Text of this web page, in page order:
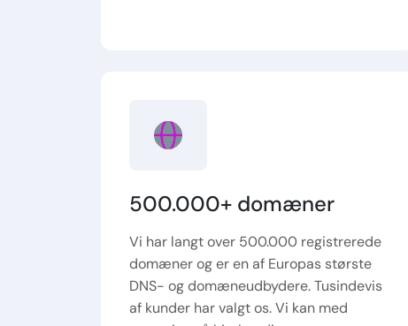
500.000+ domæner
Vi har langt over 500.000 registrerede
domæner og er en af Europas største
DNS- og domæneudbydere. Tusindevis
af kunder har valgt os. Vi kan med